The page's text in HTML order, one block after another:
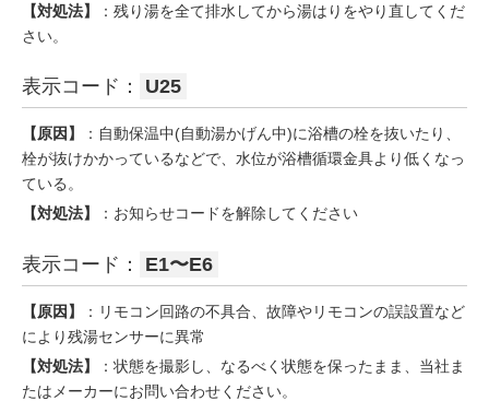
【対処法】
：残り湯を全て排水してから湯はりをやり直してくだ
さい。
表示コード： U25
【原因】
：自動保温中(自動湯かげん中)に浴槽の栓を抜いたり、
栓が抜けかかっているなどで、水位が浴槽循環金具より低くなっ
ている。
【対処法】
：お知らせコードを解除してください
表示コード： E1〜E6
【原因】
：リモコン回路の不具合、故障やリモコンの誤設置など
により残湯センサーに異常
【対処法】
：状態を撮影し、なるべく状態を保ったまま、当社ま
たはメーカーにお問い合わせください。